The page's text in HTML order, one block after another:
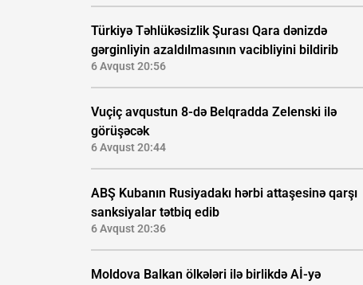
Türkiyə Təhlükəsizlik Şurası Qara dənizdə
gərginliyin azaldılmasının vacibliyini bildirib
6 Avqust 20:56
Vuçiç avqustun 8-də Belqradda Zelenski ilə
görüşəcək
6 Avqust 20:44
ABŞ Kubanın Rusiyadakı hərbi attaşesinə qarşı
sanksiyalar tətbiq edib
6 Avqust 20:36
Moldova Balkan ölkələri ilə birlikdə Aİ-yə